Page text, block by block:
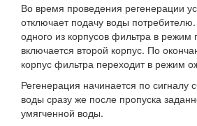
Во время проведения регенерации
отключает подачу воды
одного из корпусов фильтра в режим
включается второй корпус. По
корпус фильтра переходит в режим
Регенерация начинается по сигналу
воды сразу же после пропуска
умягченной воды.